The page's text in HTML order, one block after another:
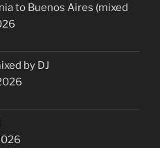
to Buenos Aires (mixed
by DJ